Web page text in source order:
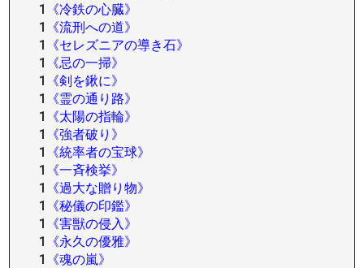
1
《冷鉄の心臓》
1
《流刑への道》
1
《セレズニアの導き石》
1
《忌の一掃》
1
《剣を鍬に》
1
《霊の通り路》
1
《太陽の指輪》
1
《強者破り》
1
《統率者の宝球》
1
《一斉検挙》
1
《過大な贈り物》
1
《秘儀の印鑑》
1
《害獣の侵入》
1
《永久の優雅》
1
《魂の嵐》